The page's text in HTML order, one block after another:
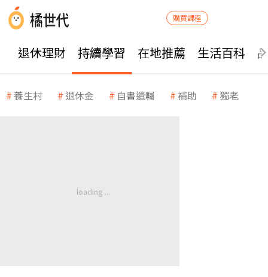
購買課程
退休理財 持續學習 在地推薦 生活百科
養生村 退休金 自書遺囑 補助 獨老